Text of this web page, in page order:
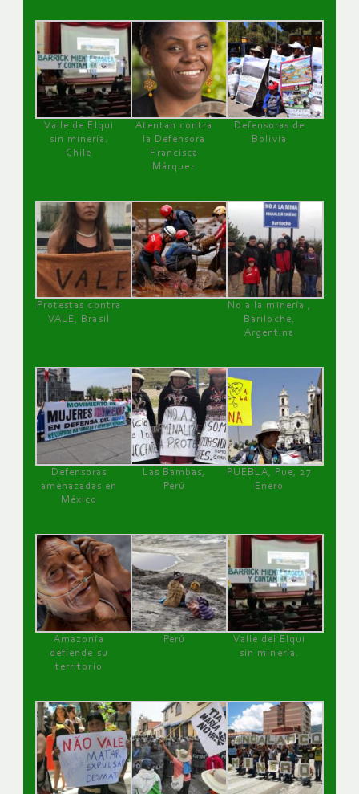
Valle de Elqui
sin minería.
Chile
Atentan contra
la Defensora
Francisca
Márquez
Defensoras de
Bolivia
Protestas contra
VALE, Brasil
No a la minería ,
Bariloche,
Argentina
Defensoras
amenazadas en
México
Las Bambas,
Perú
PUEBLA, Pue, 27
Enero
Amazonía
defiende su
territorio
Perú
Valle del Elqui
sin minería.